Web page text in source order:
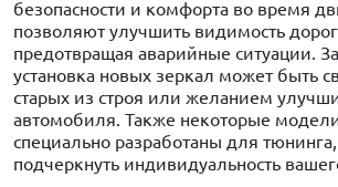
безопасности и комфорта во время
позволяют улучшить видимость
предотвращая аварийные ситуации.
установка новых зеркал может быть
старых из строя или желанием
автомобиля. Также некоторые
специально разработаны для
подчеркнуть индивидуальность